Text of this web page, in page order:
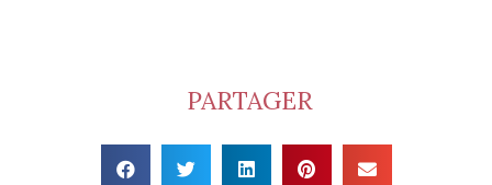
PARTAGER